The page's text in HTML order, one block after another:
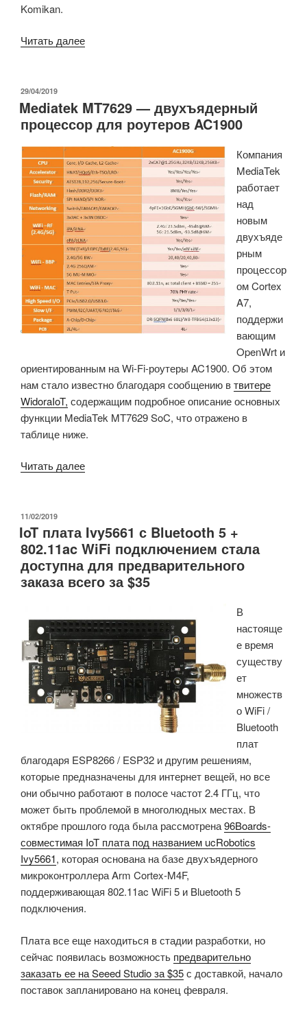
Komikan.
Читать далее«Komikan
и
комплект
Realtek
WiFi
802.11ac
Wave2»
ОПУБЛИКОВАНО
29/04/2019
Mediatek MT7629 — двухъядерный
процессор для роутеров AC1900
Компания
MediaTek
работает
над
новым
двухъяде
рным
процессор
ом Cortex
A7,
поддержи
вающим
OpenWrt и
ориентированным на Wi-Fi-роутеры AC1900. Об этом
нам стало известно благодаря сообщению втвитере
WidoraIoT, содержащим подробное описание основных
функции MediaTek MT7629 SoC, что отражено в
таблице ниже.
Читать далее«Mediatek
процессор
для
роутеров
AC1900»
ОПУБЛИКОВАНО
11/02/2019
IoT плата Ivy5661 с Bluetooth 5 +
802.11ac WiFi подключением стала
доступна для предварительного
заказа всего за $35
В
настояще
е время
существу
ет
множеств
о WiFi /
Bluetooth
плат
благодаря ESP8266 / ESP32 и другим решениям,
которые предназначены для интернет вещей, но все
они обычно работают в полосе частот 2.4 ГГц, что
может быть проблемой в многолюдных местах. В
октябре прошлого года была рассмотрена96Boards-
совместимая IoT плата под названием ucRobotics
Ivy5661, которая основана на базе двухъядерного
микроконтроллера Arm Cortex-M4F,
поддерживающая 802.11ac WiFi 5 и Bluetooth 5
подключения.
Плата все еще находиться в стадии разработки, но
сейчас появилась возможность предварительно
заказать ее на Seeed Studio за $35с доставкой, начало
поставок запланировано на конец февраля.